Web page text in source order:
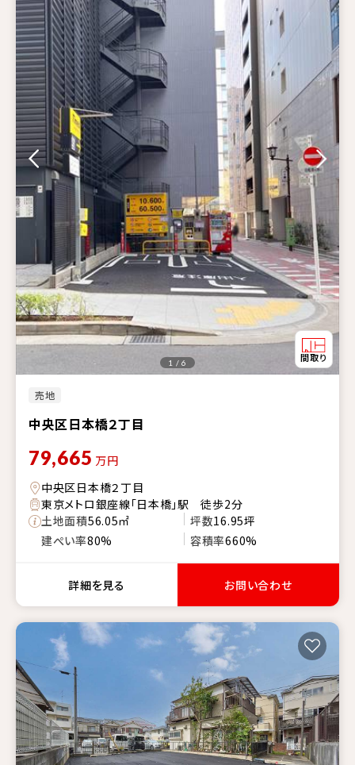
売地
中央区日本橋２丁目
1 / 6
79,665 万円
中央区日本橋２丁目
東京メトロ銀座線「日本橋」駅 徒歩2分
土地面積56.05㎡ 坪数16.95坪
建ぺい率80% 容積率660%
詳細を見る お問い合わせ